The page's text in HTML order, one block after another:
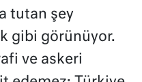
tutan şey
gibi görünüyor.
ve askeri